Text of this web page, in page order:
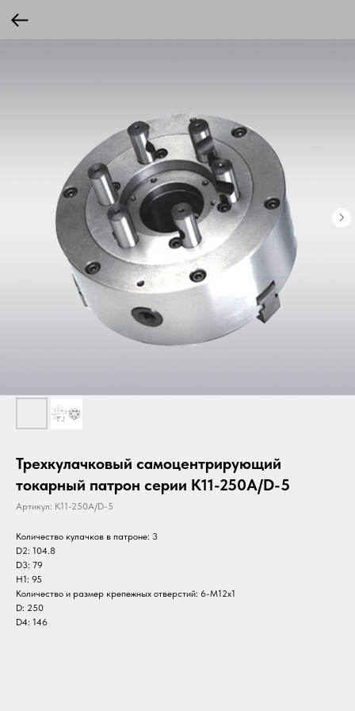
Трехкулачковый самоцентрирующий
токарный патрон серии K11-250A/D-5
Артикул: K11-250A/D-5
Количество кулачков в патроне: 3
D2: 104.8
D3: 79
H1: 95
Количество и размер крепежных отверстий: 6-M12х1
D: 250
D4: 146